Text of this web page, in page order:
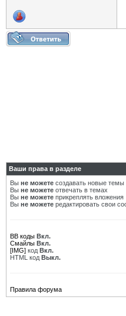
Ваши права в разделе
Вы не можете создавать новые темы
Вы не можете отвечать в темах
Вы не можете прикреплять вложения
Вы не можете редактировать свои
BB коды Вкл.
Смайлы Вкл.
[IMG] код Вкл.
HTML код Выкл.
Правила форума